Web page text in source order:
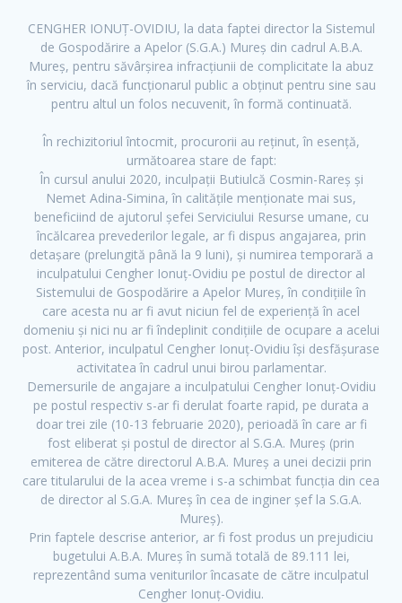
CENGHER IONUȚ-OVIDIU, la data faptei director la Sistemul
de Gospodărire a Apelor (S.G.A.) Mureș din cadrul A.B.A.
Mureș, pentru săvârșirea infracțiunii de complicitate la abuz
în serviciu, dacă funcționarul public a obținut pentru sine sau
pentru altul un folos necuvenit, în formă continuată.
În rechizitoriul întocmit, procurorii au reținut, în esență,
următoarea stare de fapt:
În cursul anului 2020, inculpații Butiulcă Cosmin-Rareș și
Nemet Adina-Simina, în calitățile menționate mai sus,
beneficiind de ajutorul șefei Serviciului Resurse umane, cu
încălcarea prevederilor legale, ar fi dispus angajarea, prin
detașare (prelungită până la 9 luni), și numirea temporară a
inculpatului Cengher Ionuț-Ovidiu pe postul de director al
Sistemului de Gospodărire a Apelor Mureș, în condițiile în
care acesta nu ar fi avut niciun fel de experiență în acel
domeniu și nici nu ar fi îndeplinit condițiile de ocupare a acelui
post. Anterior, inculpatul Cengher Ionuț-Ovidiu își desfășurase
activitatea în cadrul unui birou parlamentar.
Demersurile de angajare a inculpatului Cengher Ionuț-Ovidiu
pe postul respectiv s-ar fi derulat foarte rapid, pe durata a
doar trei zile (10-13 februarie 2020), perioadă în care ar fi
fost eliberat și postul de director al S.G.A. Mureș (prin
emiterea de către directorul A.B.A. Mureș a unei decizii prin
care titularului de la acea vreme i s-a schimbat funcția din cea
de director al S.G.A. Mureș în cea de inginer șef la S.G.A.
Mureș).
Prin faptele descrise anterior, ar fi fost produs un prejudiciu
bugetului A.B.A. Mureș în sumă totală de 89.111 lei,
reprezentând suma veniturilor încasate de către inculpatul
Cengher Ionuț-Ovidiu.
F
a
e
b
o
o
k
T
w
t
e
r
Y
o
t
b
e